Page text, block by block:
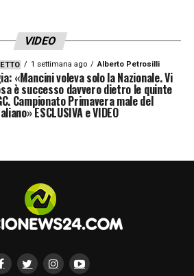
VIDEO
1 settimana ago Alberto Petrosilli
«Mancini voleva solo la Nazionale. Vi
è successo davvero dietro le quinte
Campionato Primavera male del
ESCLUSIVA e VIDEO